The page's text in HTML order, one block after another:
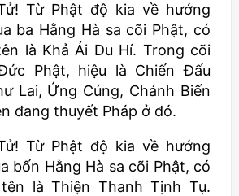
Từ Phật độ kia về hướng
ba Hằng Hà sa cõi Phật, có
là Khả Ái Du Hí. Trong cõi
Phật, hiệu là Chiến Đấu
Lai, Ứng Cúng, Chánh Biến
đang thuyết Pháp ở đó.
Từ Phật độ kia về hướng
bốn Hằng Hà sa cõi Phật, có
là Thiện Thanh Tịnh Tụ.